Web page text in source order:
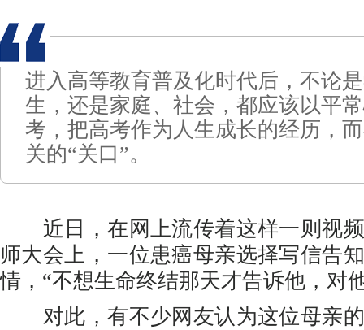
进入高等教育普及化时代后，不论
生，还是家庭、社会，都应该以平
考，把高考作为人生成长的经历，
关的“关口”。
近日，在网上流传着这样一则视频
师大会上，一位患癌母亲选择写信告
情，“不想生命终结那天才告诉他，对
对此，有不少网友认为这位母亲的